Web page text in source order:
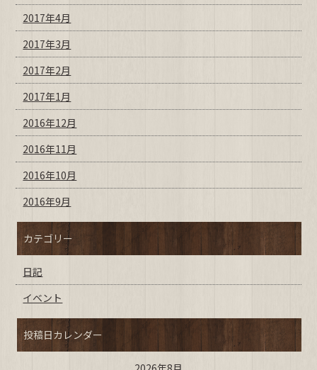
2017年4月
2017年3月
2017年2月
2017年1月
2016年12月
2016年11月
2016年10月
2016年9月
カテゴリー
日記
イベント
投稿日カレンダー